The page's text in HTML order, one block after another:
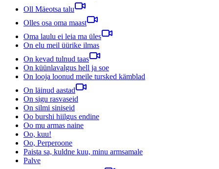
Oll Mäeotsa talu
Olles osa oma maast
Oma laulu ei leia ma üles
On elu meil üürike ilmas
On kevad tulnud taas
On küünlavalgus hell ja soe
On looja loonud meile tursked kämblad
On läinud aastad
On sigu rasvaseid
On silmi siniseid
Oo burshi hiilgus endine
Oo mu armas naine
Oo, kuu!
Oo, Perperoone
Paista sa, kuldne kuu, minu armsamale
Palve